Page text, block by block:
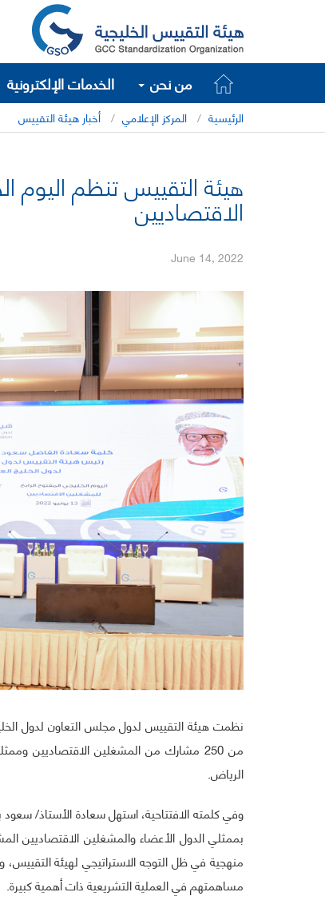
من نحن الخدمات الإلكترونية
الرئيسية المركز الإعلامي أخبار هيئة التقييس
هيئة التقييس تنظم اليوم
الاقتصاديين
June 14, 2022
نظمت هيئة التقييس لدول مجلس التعاون لدول
الرياض.
وفي كلمته الافتتاحية، استهل سعادة الأستاذ/
بممثلي الدول الأعضاء والمشغلين الاقتصاديين
منهجية في ظل التوجه الاستراتيجي لهيئة التقييس،
مساهمتهم في العملية التشريعية ذات أهمية كبيرة.